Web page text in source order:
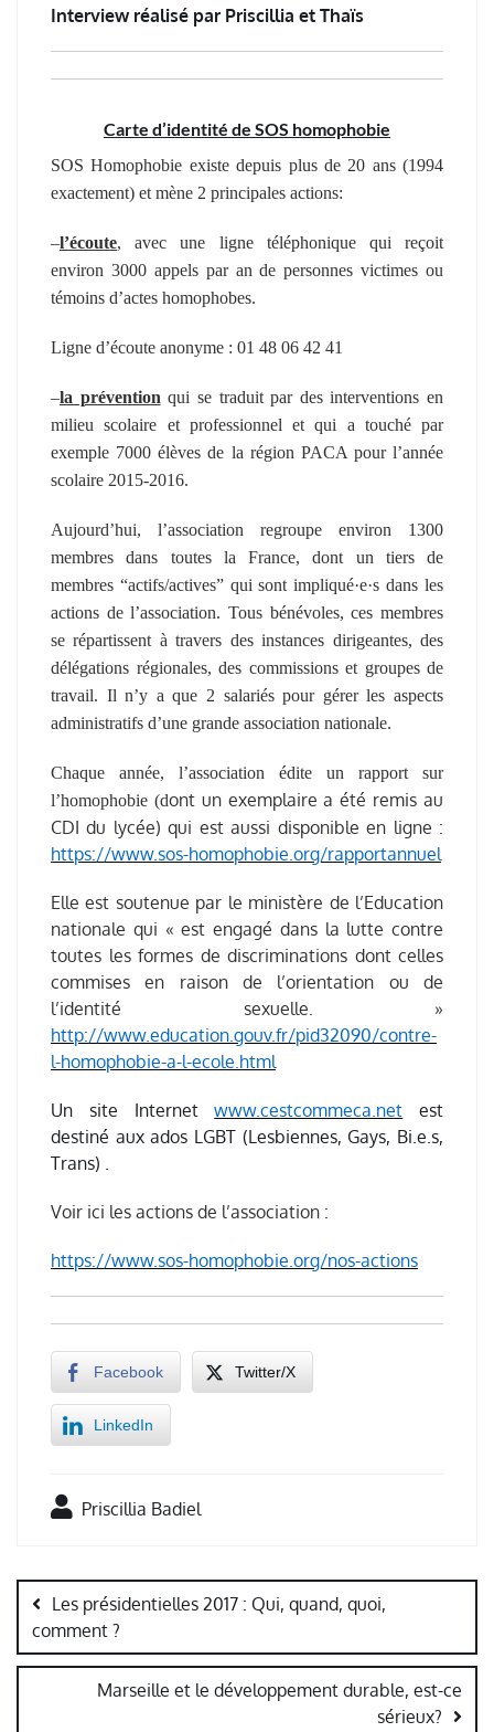
Interview réalisé par Priscillia et Thaïs
Carte d’identité de SOS homophobie
SOS Homophobie existe depuis plus de 20 ans (1994
exactement) et mène 2 principales actions:
–l’écoute, avec une ligne téléphonique qui reçoit
environ 3000 appels par an de personnes victimes ou
témoins d’actes homophobes.
Ligne d’écoute anonyme : 01 48 06 42 41
–la prévention qui se traduit par des interventions en
milieu scolaire et professionnel et qui a touché par
exemple 7000 élèves de la région PACA pour l’année
scolaire 2015-2016.
Aujourd’hui, l’association regroupe environ 1300
membres dans toutes la France, dont un tiers de
membres “actifs/actives” qui sont impliqué·e·s dans les
actions de l’association. Tous bénévoles, ces membres
se répartissent à travers des instances dirigeantes, des
délégations régionales, des commissions et groupes de
travail. Il n’y a que 2 salariés pour gérer les aspects
administratifs d’une grande association nationale.
Chaque année, l’association édite un rapport sur
l’homophobie (dont un exemplaire a été remis au
CDI du lycée) qui est aussi disponible en ligne :
https://www.sos-homophobie.org/rapportannuel
Elle est soutenue par le ministère de l’Education
nationale qui « est engagé dans la lutte contre
toutes les formes de discriminations dont celles
commises en raison de l’orientation ou de
l’identité sexuelle. »
http://www.education.gouv.fr/pid32090/contre-
l-homophobie-a-l-ecole.html
Un site Internetwww.cestcommeca.net est
destiné aux ados LGBT (Lesbiennes, Gays, Bi.e.s,
Trans) .
Voir ici les actions de l’association :
https://www.sos-homophobie.org/nos-actions
Facebook Twitter/X
LinkedIn
Priscillia Badiel
de
l’article
Les présidentielles 2017 : Qui, quand, quoi,
comment ?
Marseille et le développement durable, est-ce
sérieux?